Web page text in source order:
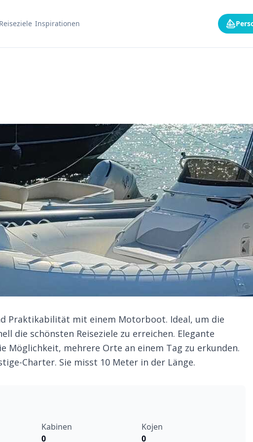
Inspirationen
Praktikabilität mit einem Motorboot. Ideal, um die
die schönsten Reiseziele zu erreichen. Elegante
Möglichkeit, mehrere Orte an einem Tag zu erkunden.
Charter. Sie misst 10 Meter in der Länge.
Kabinen
0
Kojen
0